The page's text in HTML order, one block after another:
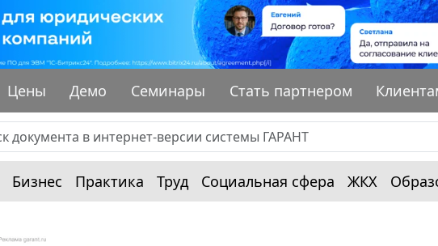
Цены Демо Семинары Стать партнером
Бизнес Практика Труд Социальная сфера ЖКХ